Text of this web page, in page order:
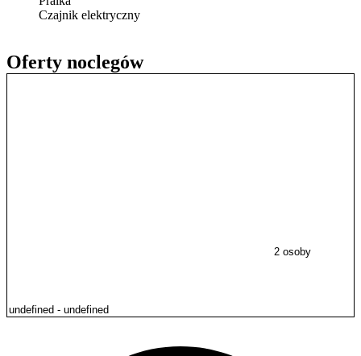
Oferty noclegów
2 osoby
Czajnik elektryczny